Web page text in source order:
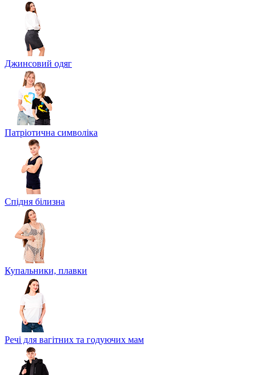
Джинсовий одяг
Патріотична символіка
Спідня білизна
Купальники, плавки
Речі для вагітних та годуючих мам